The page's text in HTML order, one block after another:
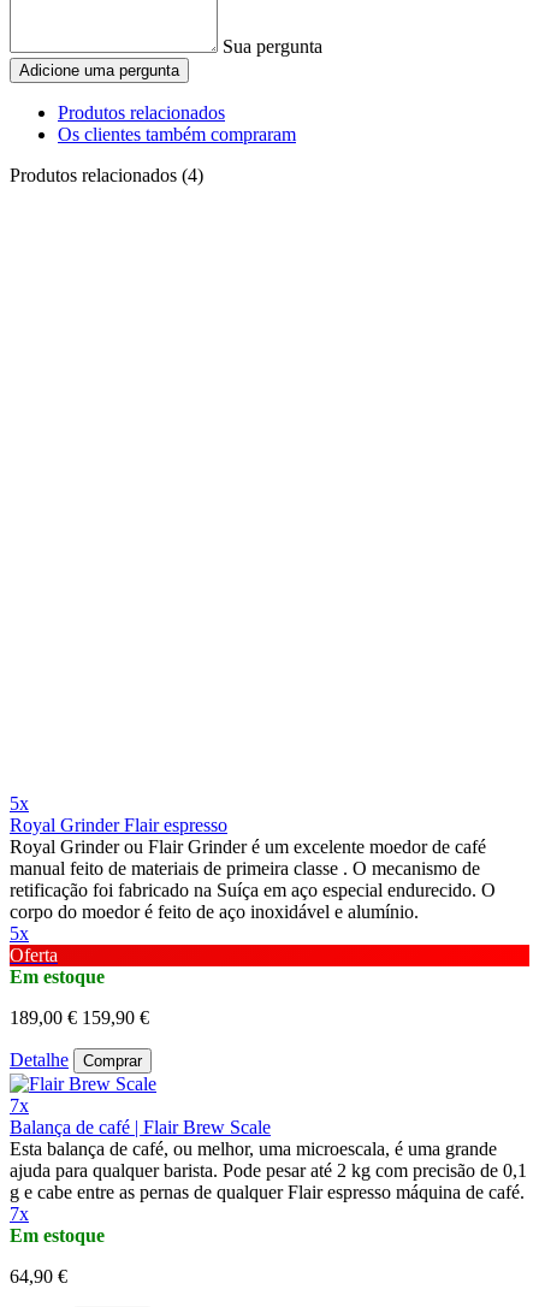
Sua pergunta
Adicione uma pergunta
Produtos relacionados
Os clientes também compraram
Produtos relacionados (4)
5x
Royal Grinder Flair espresso
Royal Grinder ou Flair Grinder é um excelente moedor de café
manual feito de materiais de primeira classe . O mecanismo de
retificação foi fabricado na Suíça em aço especial endurecido. O
corpo do moedor é feito de aço inoxidável e alumínio.
5x
Oferta
Em estoque
189,00 € 159,90 €
Detalhe Comprar
7x
Balança de café | Flair Brew Scale
Esta balança de café, ou melhor, uma microescala, é uma grande
ajuda para qualquer barista. Pode pesar até 2 kg com precisão de 0,1
g e cabe entre as pernas de qualquer Flair espresso máquina de café.
7x
Em estoque
64,90 €